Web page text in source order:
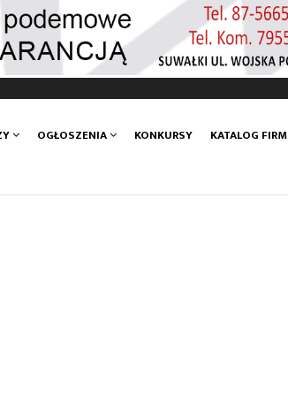
OGŁOSZENIA KONKURSY KATALOG FIRM